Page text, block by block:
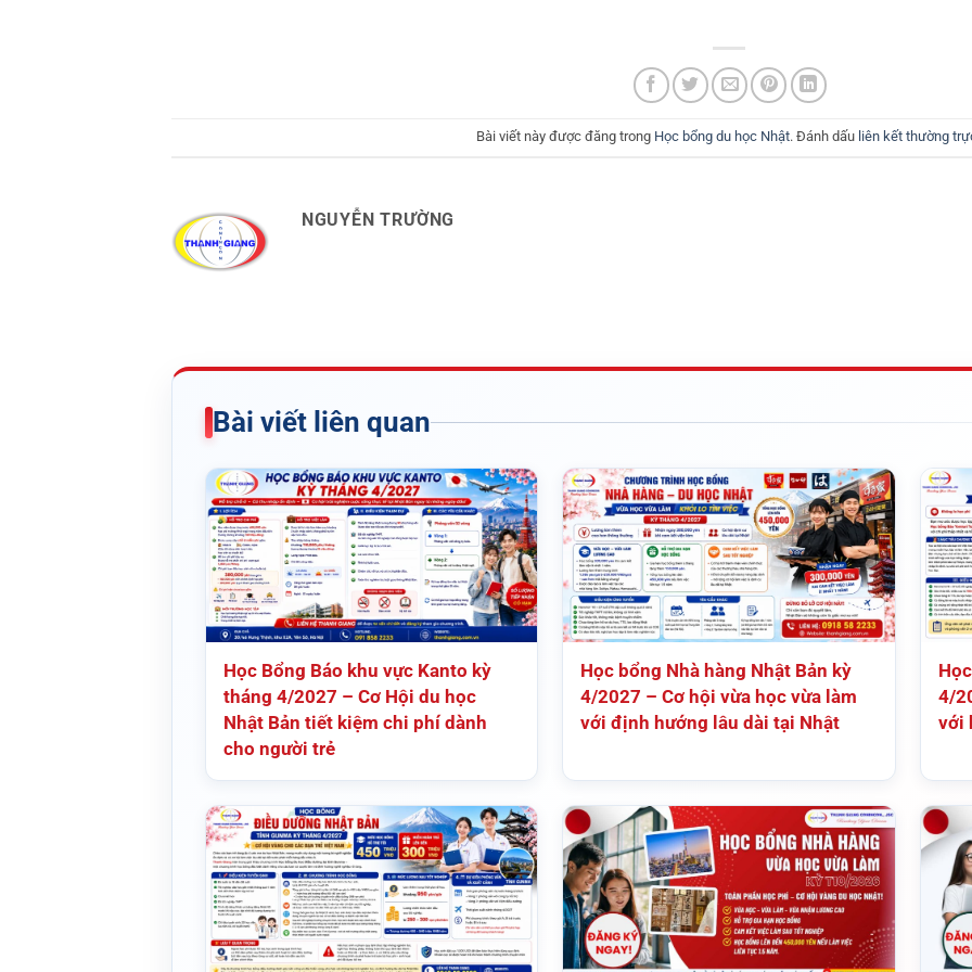
Bài viết này được đăng trong Học bổng du học Nhật. Đánh dấu liên kết thường
NGUYỄN TRƯỜNG
Bài viết liên quan
Học Bổng Báo khu vực Kanto kỳ
tháng 4/2027 – Cơ Hội du học
Nhật Bản tiết kiệm chi phí dành
cho người trẻ
Học bổng Nhà hàng Nhật Bản kỳ
4/2027 – Cơ hội vừa học vừa làm
với định hướng lâu dài tại Nhật
4/
với